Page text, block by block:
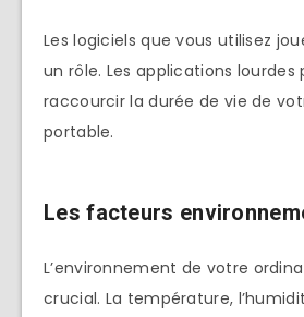
Les logiciels que vous utilisez
un rôle. Les applications lourdes
raccourcir la durée de vie de
portable.
Les facteurs
L’environnement de votre
crucial. La température,